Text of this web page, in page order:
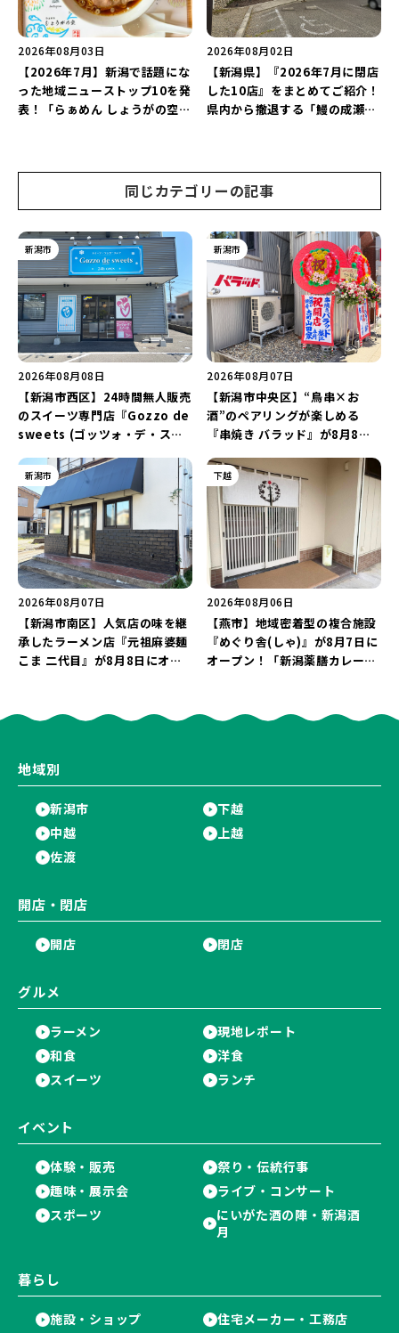
2026年08月03日
【2026年7月】新潟で話題にな
った地域ニューストップ10を発
表！「らぁめん しょうがの空」
2026年08月02日
【新潟県】『2026年7月に閉店
した10店』をまとめてご紹介！
県内から撤退する「鰻の成瀬」
同じカテゴリーの記事
新潟市
2026年08月08日
【新潟市西区】24時間無人販売
のスイーツ専門店『Gozzo de
sweets (ゴッツォ・デ・スイ
店…。一部商品は姉妹店で販売
継続！
新潟市
2026年08月07日
【新潟市中央区】“鳥串×お
酒”のペアリングが楽しめる
『串焼き バラッド』が8月8日
インアップ♪
新潟市
2026年08月07日
【新潟市南区】人気店の味を継
承したラーメン店『元祖麻婆麺
こま 二代目』が8月8日にオー
下越
2026年08月06日
【燕市】地域密着型の複合施設
『めぐり舎(しゃ)』が8月7日に
オープン！「新潟薬膳カレー
う♪
地域別
新潟市
下越
中越
上越
佐渡
開店・閉店
開店 閉店
グルメ
ラーメン
現地レポート
和食
洋食
スイーツ
ランチ
イベント
体験・販売
祭り・伝統行事
趣味・展示会
ライブ・コンサート
スポーツ
にいがた酒の陣・新潟酒
月
暮らし
施設・ショップ
住宅メーカー・工務店